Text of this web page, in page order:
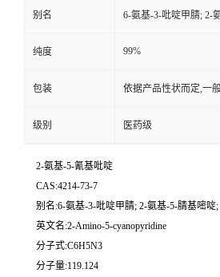
别名 6-氨基-3-吡啶甲腈; 2-
纯度 99%
包装 依据产品性状而定,一
级别 医药级
2-氨基-5-氰基吡啶
CAS:4214-73-7
别名:6-氨基-3-吡啶甲腈; 2-氨基-5-腈基嘧啶;
英文名:2-Amino-5-cyanopyridine
分子式:C6H5N3
分子量:119.124